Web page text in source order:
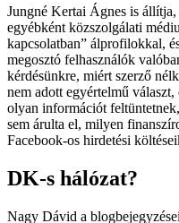
Jungné Kertai Ágnes is
egyébként közszolgálati
kapcsolatban” álprofilokkal,
megosztó felhasználók
kérdésünkre, miért szerző
nem adott egyértelmű
olyan információt
sem árulta el, milyen
Facebook-os hirdetési
DK-s hálózat?
Nagy Dávid a